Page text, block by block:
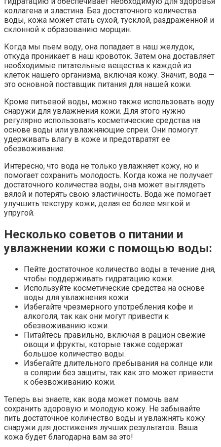
коллагена и эластина. Без достаточного количества
воды, кожа может стать сухой, тусклой, раздраженной и
склонной к образованию морщин.
Когда мы пьем воду, она попадает в наш желудок,
откуда проникает в наш кровоток. Затем она доставляет
необходимые питательные вещества к каждой из
клеток нашего организма, включая кожу. Значит, вода —
это основной поставщик питания для нашей кожи.
Кроме питьевой воды, можно также использовать воду
снаружи для увлажнения кожи. Для этого нужно
регулярно использовать косметические средства на
основе воды или увлажняющие спреи. Они помогут
удерживать влагу в коже и предотвратят ее
обезвоживание.
Интересно, что вода не только увлажняет кожу, но и
помогает сохранить молодость. Когда кожа не получает
достаточного количества воды, она может выглядеть
вялой и потерять свою эластичность. Вода же помогает
улучшить текстуру кожи, делая ее более мягкой и
упругой.
Несколько советов о питании и
увлажнении кожи с помощью воды:
Пейте достаточное количество воды в течение дня,
чтобы поддерживать гидратацию кожи.
Используйте косметические средства на основе
воды для увлажнения кожи.
Избегайте чрезмерного употребления кофе и
алкоголя, так как они могут привести к
обезвоживанию кожи.
Питайтесь правильно, включая в рацион свежие
овощи и фрукты, которые также содержат
большое количество воды.
Избегайте длительного пребывания на солнце или
в солярии без защиты, так как это может привести
к обезвоживанию кожи.
Теперь вы знаете, как вода может помочь вам
сохранить здоровую и молодую кожу. Не забывайте
пить достаточное количество воды и увлажнять кожу
снаружи для достижения лучших результатов. Ваша
кожа будет благодарна вам за это!